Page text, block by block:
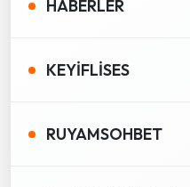
HABERLER
KEYİFLİSES
RUYAMSOHBET